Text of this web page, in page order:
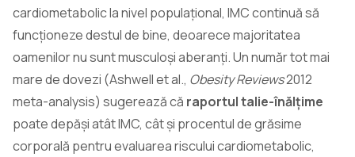
cardiometabolic la nivel populațional, IMC continuă să
funcționeze destul de bine, deoarece majoritatea
oamenilor nu sunt musculoși aberanți. Un număr tot mai
mare de dovezi (Ashwell et al., Obesity Reviews2012
meta-analysis) sugerează că raportul talie-înălțime
poate depăși atât IMC, cât și procentul de grăsime
corporală pentru evaluarea riscului cardiometabolic,